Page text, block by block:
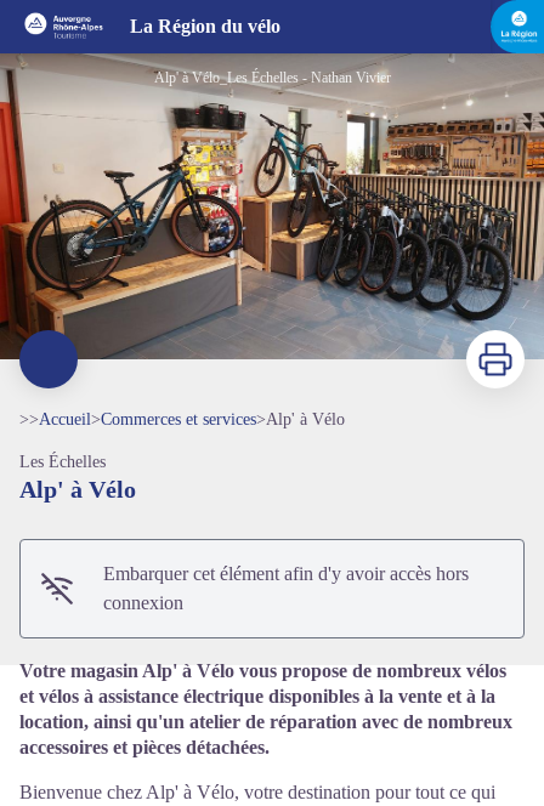
La Région du vélo
Alp' à Vélo_Les Échelles - Nathan Vivier
Imprimer
>>Accueil>Commerces et services>Alp' à Vélo
Les Échelles
Alp' à Vélo
Embarquer cet élément afin d'y avoir accès hors
connexion
Votre magasin Alp' à Vélo vous propose de nombreux vélos
et vélos à assistance électrique disponibles à la vente et à la
location, ainsi qu'un atelier de réparation avec de nombreux
accessoires et pièces détachées.
Bienvenue chez Alp' à Vélo, votre destination pour tout ce qui